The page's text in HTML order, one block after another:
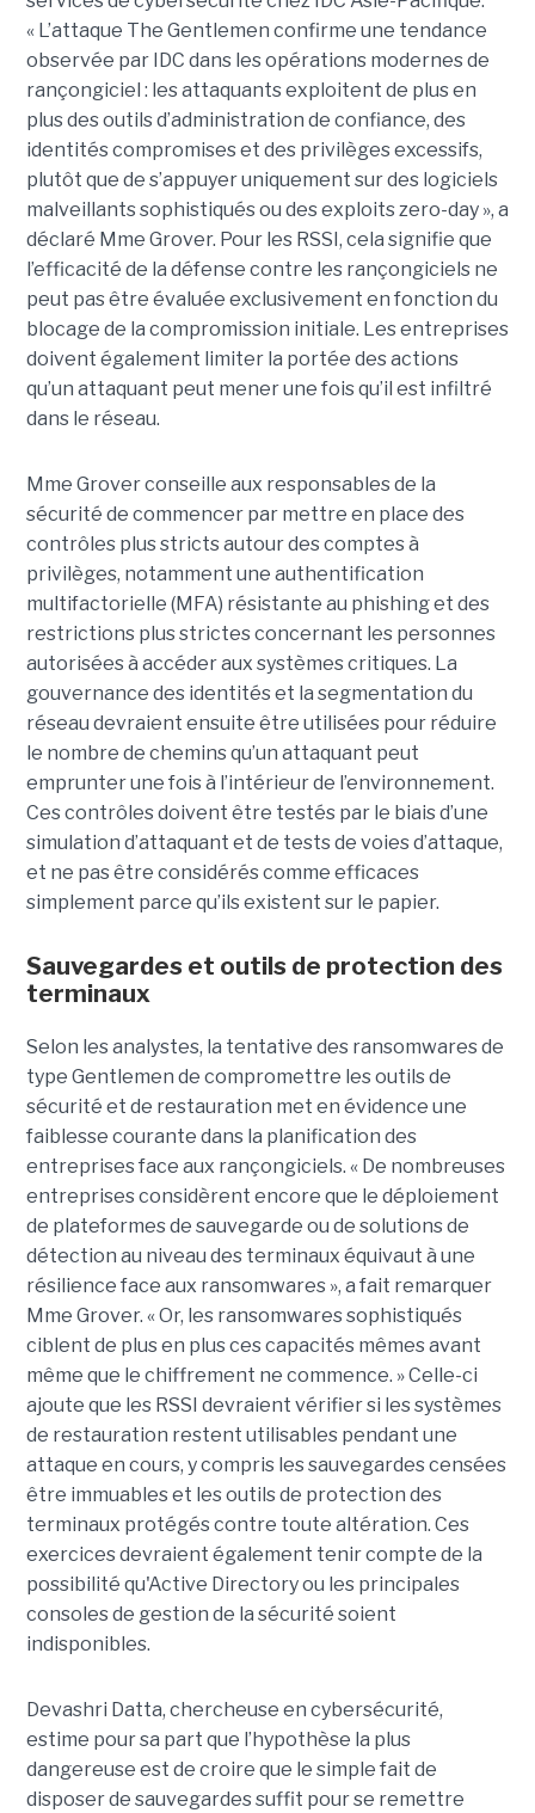
« L’attaque The Gentlemen confirme une tendance
observée par IDC dans les opérations modernes de
rançongiciel : les attaquants exploitent de plus en
plus des outils d’administration de confiance, des
identités compromises et des privilèges excessifs,
plutôt que de s’appuyer uniquement sur des logiciels
malveillants sophistiqués ou des exploits zero-day », a
déclaré Mme Grover. Pour les RSSI, cela signifie que
l’efficacité de la défense contre les rançongiciels ne
peut pas être évaluée exclusivement en fonction du
blocage de la compromission initiale. Les entreprises
doivent également limiter la portée des actions
qu’un attaquant peut mener une fois qu’il est infiltré
dans le réseau.
Mme Grover conseille aux responsables de la
sécurité de commencer par mettre en place des
contrôles plus stricts autour des comptes à
privilèges, notamment une authentification
multifactorielle (MFA) résistante au phishing et des
restrictions plus strictes concernant les personnes
autorisées à accéder aux systèmes critiques. La
gouvernance des identités et la segmentation du
réseau devraient ensuite être utilisées pour réduire
le nombre de chemins qu’un attaquant peut
emprunter une fois à l’intérieur de l’environnement.
Ces contrôles doivent être testés par le biais d’une
simulation d’attaquant et de tests de voies d’attaque,
et ne pas être considérés comme efficaces
simplement parce qu’ils existent sur le papier.
Sauvegardes et outils de protection des
terminaux
Selon les analystes, la tentative des ransomwares de
type Gentlemen de compromettre les outils de
sécurité et de restauration met en évidence une
faiblesse courante dans la planification des
entreprises face aux rançongiciels. « De nombreuses
entreprises considèrent encore que le déploiement
de plateformes de sauvegarde ou de solutions de
détection au niveau des terminaux équivaut à une
résilience face aux ransomwares », a fait remarquer
Mme Grover. « Or, les ransomwares sophistiqués
ciblent de plus en plus ces capacités mêmes avant
même que le chiffrement ne commence. » Celle-ci
ajoute que les RSSI devraient vérifier si les systèmes
de restauration restent utilisables pendant une
attaque en cours, y compris les sauvegardes censées
être immuables et les outils de protection des
terminaux protégés contre toute altération. Ces
exercices devraient également tenir compte de la
possibilité qu'Active Directory ou les principales
consoles de gestion de la sécurité soient
indisponibles.
Devashri Datta, chercheuse en cybersécurité,
estime pour sa part que l’hypothèse la plus
dangereuse est de croire que le simple fait de
disposer de sauvegardes suffit pour se remettre